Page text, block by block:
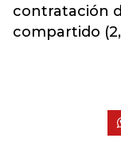
contratación
compartido